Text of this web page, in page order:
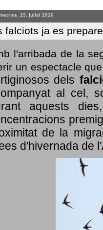
29. juliol 2026
falciots ja es
l'arribada de la
un espectacle
dels
al cel,
aquests
de la
d'hivernada de